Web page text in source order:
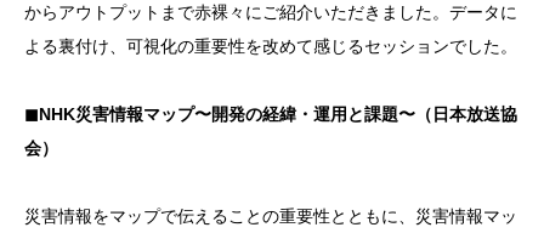
からアウトプットまで赤裸々にご紹介いただきました。データに
よる裏付け、可視化の重要性を改めて感じるセッションでした。
◼︎NHK災害情報マップ〜開発の経緯・運用と課題〜（日本放送協
会）
災害情報をマップで伝えることの重要性とともに、災害情報マッ